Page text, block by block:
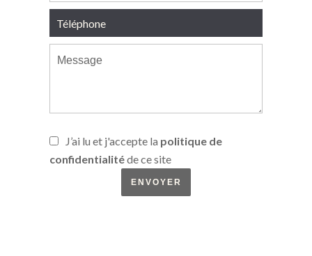
J’ai lu et j'accepte la politique de
confidentialitéde ce site
ENVOYER